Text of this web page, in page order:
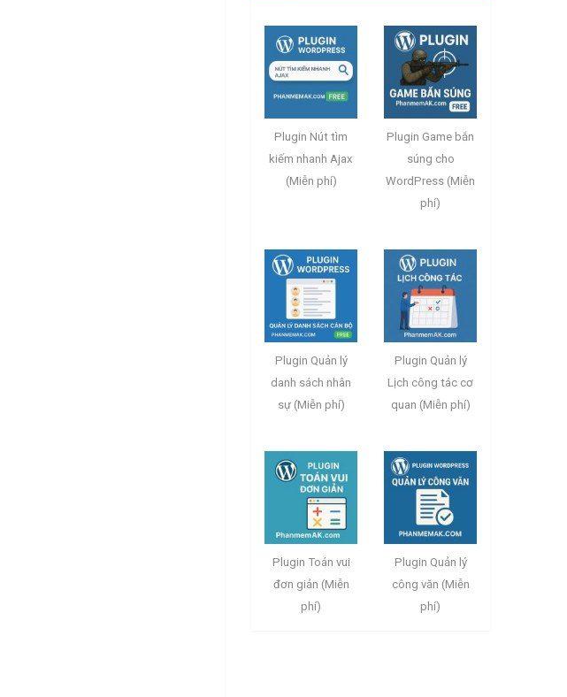
Plugin Nút tìm
kiếm nhanh Ajax
(Miễn phí)
Plugin Game bắn
súng cho
WordPress (Miễn
phí)
Plugin Quản lý
danh sách nhân
sự (Miễn phí)
Plugin Quản lý
Lịch công tác cơ
quan (Miễn phí)
Plugin Toán vui
đơn giản (Miễn
phí)
Plugin Quản lý
công văn (Miễn
phí)